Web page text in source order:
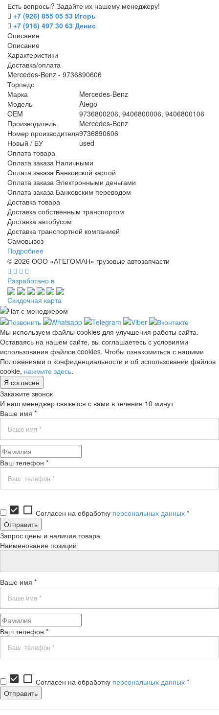
Есть вопросы? Задайте их нашему менеджеру!
+7 (926) 855 05 53 Игорь
+7 (916) 497 30 63 Денис
Описание
Описание
Характеристики
Доставка/оплата
Mercedes-Benz - 9736890606
Торпедо
Марка
Mercedes-Benz
Модель
Atego
OEM
9736800206, 9406800006, 9406800106
Производитель
Mercedes-Benz
Номер производителя9736890606
Новый / БУ
used
Оплата товара
Оплата заказа Наличными
Оплата заказа Банковской картой
Оплата заказа Электронными деньгами
Оплата заказа Банковским переводом
Доставка товара
Доставка собственным транспортом
Доставка автобусом
Доставка транспортной компанией
Самовывоз
Подробнее
© 2026 ООО «АТЕГОМАН» грузовые автозапчасти
Разработано в
Скидочная карта
Мы используем файлы cookies для улучшения работы сайта.
Оставаясь на нашем сайте, вы соглашаетесь с условиями
использования файлов cookies. Чтобы ознакомиться с нашими
Положениями о конфиденциальности и об использовании файлов
cookie, нажмите здесь.
Я согласен
Закажите звонок
И наш менеджер свяжется с вами в течение 10 минут
Ваше имя *
Ваш телефон *
check_box check_box_outline_blank Согласен на обработку персональных данных *
Запрос цены и наличия товара
Наименование позиции
Ваше имя *
Ваш телефон *
check_box check_box_outline_blank Согласен на обработку персональных данных *